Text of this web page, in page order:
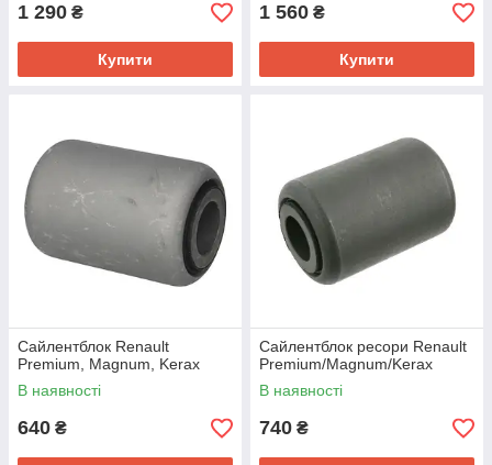
1 290 ₴
Купити
1 560 ₴
Купити
Сайлентблок Renault
Premium, Magnum, Kerax
В наявності
640 ₴
Сайлентблок ресори Renault
Premium/Magnum/Kerax
В наявності
740 ₴